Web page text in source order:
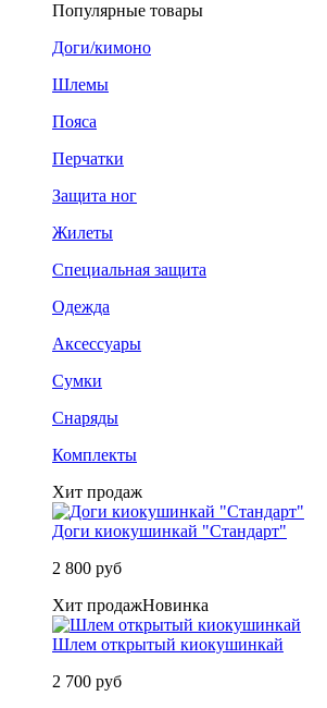
Популярные товары
Доги/кимоно
Шлемы
Пояса
Перчатки
Защита ног
Жилеты
Специальная защита
Одежда
Аксессуары
Сумки
Снаряды
Комплекты
Хит продаж
Доги киокушинкай "Стандарт"
2 800 руб
Хит продажНовинка
Шлем открытый киокушинкай
2 700 руб